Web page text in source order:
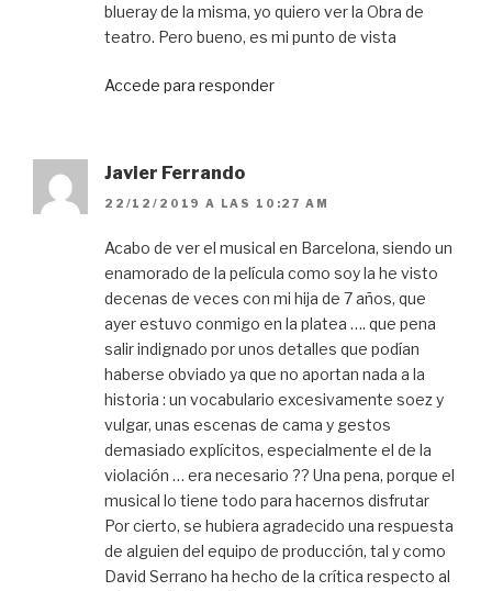
blueray de la misma, yo quiero ver la Obra de
teatro. Pero bueno, es mi punto de vista
Accede para responder
Javier Ferrando
22/12/2019 A LAS 10:27 AM
Acabo de ver el musical en Barcelona, siendo un
enamorado de la película como soy la he visto
decenas de veces con mi hija de 7 años, que
ayer estuvo conmigo en la platea …. que pena
salir indignado por unos detalles que podían
haberse obviado ya que no aportan nada a la
historia : un vocabulario excesivamente soez y
vulgar, unas escenas de cama y gestos
demasiado explícitos, especialmente el de la
violación … era necesario ?? Una pena, porque el
musical lo tiene todo para hacernos disfrutar
Por cierto, se hubiera agradecido una respuesta
de alguien del equipo de producción, tal y como
David Serrano ha hecho de la crítica respecto al